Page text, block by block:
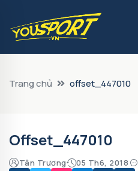
Trang chủ offset_447010
Offset_447010
Tân Trương 05 Th6, 2018